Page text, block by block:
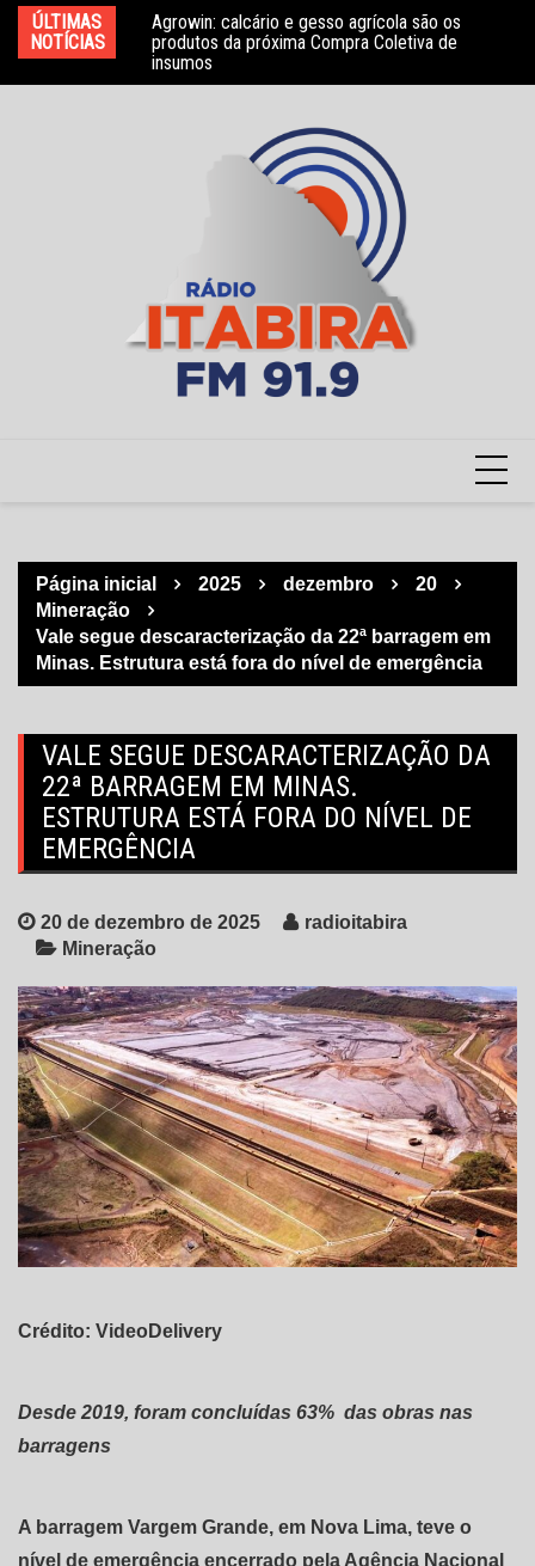
para
conteúdo
ÚLTIMAS
NOTÍCIAS
Agrowin: calcário e gesso agrícola são os
produtos da próxima Compra Coletiva de
insumos
Novo convênio com a Associação Nosso Lar
garante atendimento a crianças com TEA
Página inicial 2025 dezembro
20
Mineração
Vale segue descaracterização da 22ª barragem em
Minas. Estrutura está fora do nível de emergência
VALE SEGUE DESCARACTERIZAÇÃO DA
22ª BARRAGEM EM MINAS.
ESTRUTURA ESTÁ FORA DO NÍVEL DE
EMERGÊNCIA
20 de dezembro de 2025
radioitabira
Mineração
Crédito: VideoDelivery
Desde 2019, foram concluídas 63% das obras nas
barragens
A barragem Vargem Grande, em Nova Lima, teve o
nível de emergência encerrado pela Agência Nacional